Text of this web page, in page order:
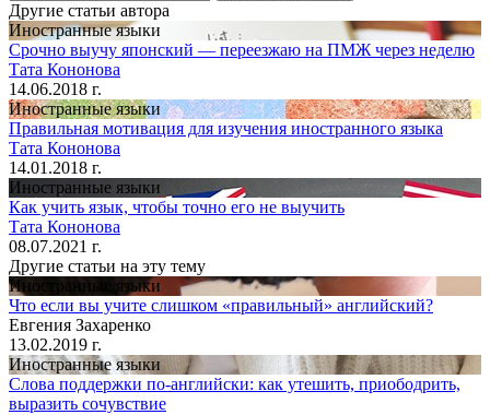
Другие статьи автора
Иностранные языки
Срочно выучу японский — переезжаю на ПМЖ через неделю
Тата Кононова
14.06.2018 г.
Иностранные языки
Правильная мотивация для изучения иностранного языка
Тата Кононова
14.01.2018 г.
Иностранные языки
Как учить язык, чтобы точно его не выучить
Тата Кононова
08.07.2021 г.
Другие статьи на эту тему
Иностранные языки
Что если вы учите слишком «правильный» английский?
Евгения Захаренко
13.02.2019 г.
Иностранные языки
Слова поддержки по-английски: как утешить, приободрить,
выразить сочувствие